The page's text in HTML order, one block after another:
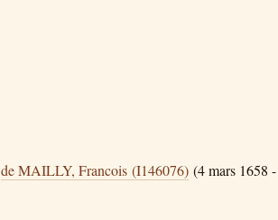
de MAILLY, Francois (I146076) (4 mars 1658 -